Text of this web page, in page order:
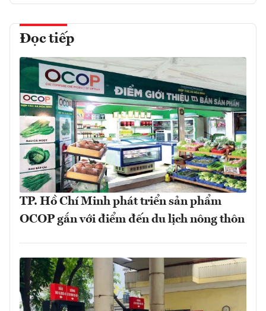
Đọc tiếp
TP. Hồ Chí Minh phát triển sản phẩm
OCOP gắn với điểm đến du lịch nông thôn